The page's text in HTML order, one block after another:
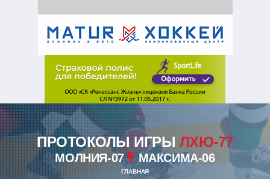
ПРОТОКОЛЫ ИГРЫ ЛХЮ-77
МОЛНИЯ-07 МАКСИМА-06
ГЛАВНАЯ